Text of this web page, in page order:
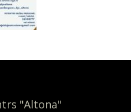
"Altona"